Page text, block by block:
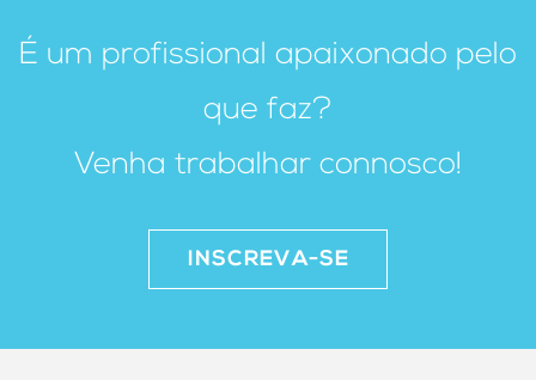
É um profissional apaixonado pelo
que faz?
Venha trabalhar connosco!
INSCREVA-SE